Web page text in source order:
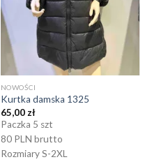
NOWOŚCI
Kurtka damska 1325
65,00 zł
Paczka 5 szt
80 PLN brutto
Rozmiary S-2XL